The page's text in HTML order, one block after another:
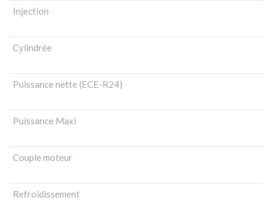
Injection
Cylindrée
Puissance nette (ECE-R24)
Puissance Maxi
Couple moteur
Refroidissement